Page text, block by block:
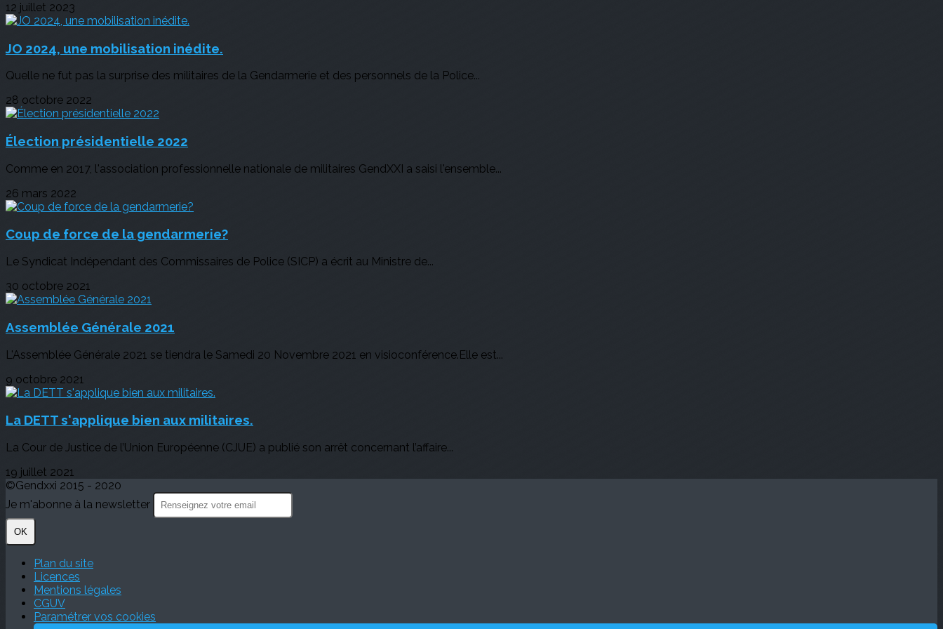
12 juillet 2023
JO 2024, une mobilisation inédite.
Quelle ne fut pas la surprise des militaires de la Gendarmerie et des personnels de la Police...
28 octobre 2022
Élection présidentielle 2022
Comme en 2017, l'association professionnelle nationale de militaires GendXXI a saisi l'ensemble...
26 mars 2022
Coup de force de la gendarmerie?
Le Syndicat Indépendant des Commissaires de Police (SICP) a écrit au Ministre de...
30 octobre 2021
Assemblée Générale 2021
L'Assemblée Générale 2021 se tiendra le Samedi 20 Novembre 2021 en visioconférence.Elle est...
9 octobre 2021
La DETT s'applique bien aux militaires.
La Cour de Justice de l’Union Européenne (CJUE) a publié son arrêt concernant l’affaire...
19 juillet 2021
©Gendxxi 2015 - 2020
Je m'abonne à la newsletter
OK
Plan du site
Licences
Mentions légales
CGUV
Paramétrer vos cookies